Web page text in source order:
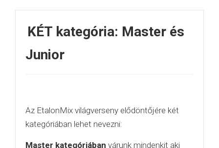
KÉT kategória: Master és
Junior
Az EtalonMix világverseny elődöntőjére két
kategóriában lehet nevezni:
Master kategóriában várunk mindenkit aki